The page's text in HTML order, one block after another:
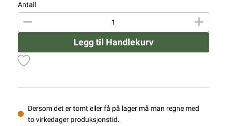
Antall
Legg til Handlekurv
Dersom det er tomt eller få på lager må man regne med
to virkedager produksjonstid.